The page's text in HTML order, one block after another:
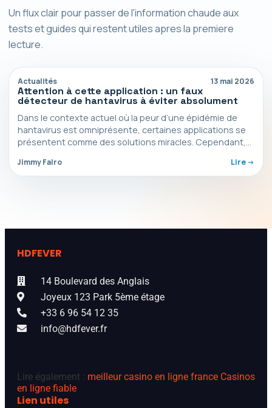
Un flux clair pour passer de l'information chaude aux
tests et guides qui restent utiles apres la premiere
lecture.
Actualités 13 mai 2026
Attention à cette application : un faux
détecteur de hantavirus à éviter absolument
Dans le contexte actuel où la peur d’une épidémie de
hantavirus est omniprésente, certaines applications se
présentent comme des solutions miracles. Cependant,
Jimmy Falro Lire ->
HDFEVER
14 Boulevard des Anglais
Joyeux 123 Park 5ème étage
+33 6 96 54 12 35
info@hdfever.fr
Lire également : meilleur casino en ligne france Casinos
en ligne fiable
Lien utiles